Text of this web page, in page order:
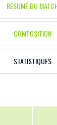
RÉSUMÉ DU
COMPOSITION
STATISTIQUES